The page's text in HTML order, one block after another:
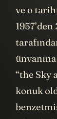
ve o
“the Sky
konuk